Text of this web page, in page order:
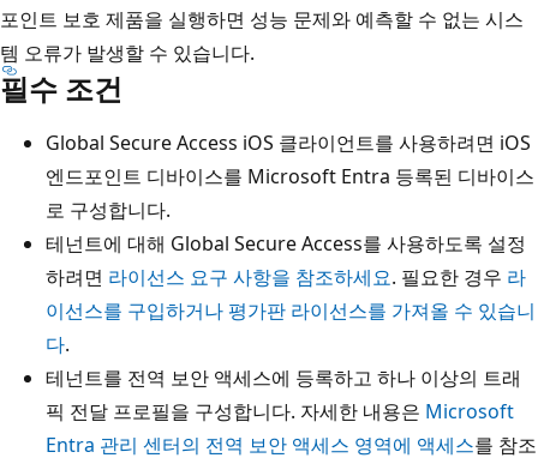
포인트 보호 제품을 실행하면 성능 문제와 예측할 수 없는 시스
템 오류가 발생할 수 있습니다.
필수 조건
Global Secure Access iOS 클라이언트를 사용하려면 iOS
엔드포인트 디바이스를 Microsoft Entra 등록된 디바이스
로 구성합니다.
테넌트에 대해 Global Secure Access를 사용하도록 설정
하려면 라이선스 요구 사항을 참조하세요. 필요한 경우 라
이선스를 구입하거나 평가판 라이선스를 가져올 수 있습니
다.
테넌트를 전역 보안 액세스에 등록하고 하나 이상의 트래
픽 전달 프로필을 구성합니다. 자세한 내용은 Microsoft
Entra 관리 센터의 전역 보안 액세스 영역에 액세스를 참조